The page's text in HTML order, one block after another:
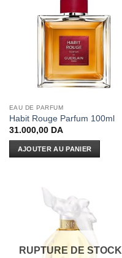
EAU DE PARFUM
Habit Rouge Parfum 100ml
31.000,00 DA
AJOUTER AU PANIER
RUPTURE DE STOCK